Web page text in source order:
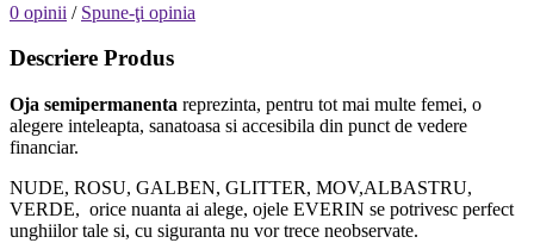
0 opinii / Spune-ţi opinia
Descriere Produs
Oja semipermanenta reprezinta, pentru tot mai multe femei, o
alegere inteleapta, sanatoasa si accesibila din punct de vedere
financiar.
NUDE, ROSU, GALBEN, GLITTER, MOV,ALBASTRU,
VERDE, orice nuanta ai alege, ojele EVERIN se potrivesc perfect
unghiilor tale si, cu siguranta nu vor trece neobservate.